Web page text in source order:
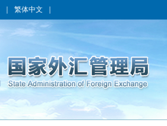
繁体中文